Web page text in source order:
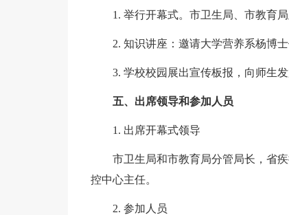
1. 举行开幕式。市卫生局、市教育
2. 知识讲座：邀请大学营养系杨博
3. 学校校园展出宣传板报，向师生
五、出席领导和参加人员
1. 出席开幕式领导
市卫生局和市教育局分管局长，省
控中心主任。
2. 参加人员